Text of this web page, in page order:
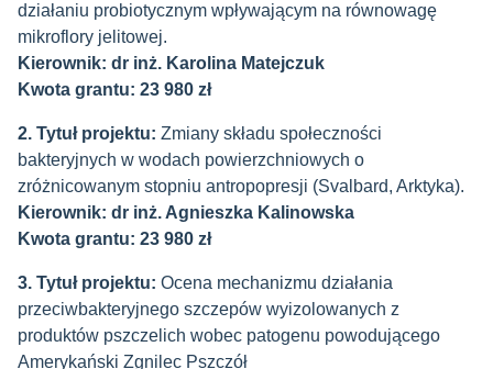
działaniu probiotycznym wpływającym na równowagę
mikroflory jelitowej.
Kierownik: dr inż. Karolina Matejczuk
Kwota grantu: 23 980 zł
2. Tytuł projektu: Zmiany składu społeczności
bakteryjnych w wodach powierzchniowych o
zróżnicowanym stopniu antropopresji (Svalbard, Arktyka).
Kierownik: dr inż. Agnieszka Kalinowska
Kwota grantu: 23 980 zł
3. Tytuł projektu: Ocena mechanizmu działania
przeciwbakteryjnego szczepów wyizolowanych z
produktów pszczelich wobec patogenu powodującego
Amerykański Zgnilec Pszczół